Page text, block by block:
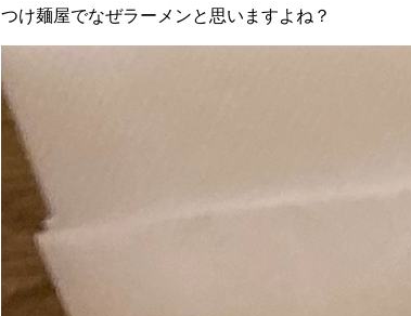
つけ麺屋でなぜラーメンと思いますよね？